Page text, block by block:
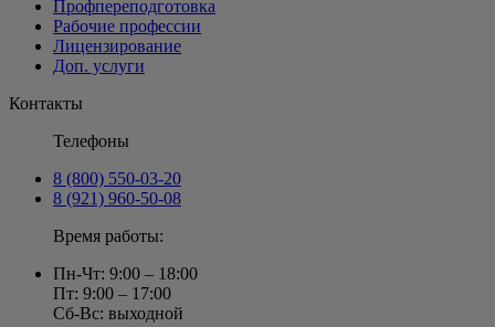
Профпереподготовка
Рабочие профессии
Лицензирование
Доп. услуги
Контакты
Телефоны
8 (800) 550-03-20
8 (921) 960-50-08
Время работы:
Пн-Чт: 9:00 – 18:00
Пт: 9:00 – 17:00
Сб-Вс: выходной